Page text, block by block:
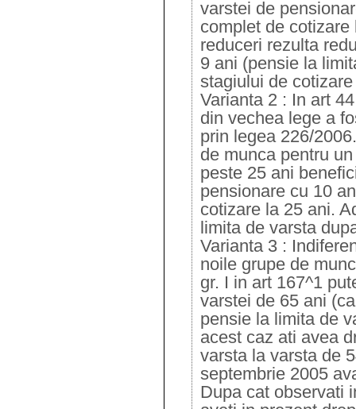
varstei de
complet de
reduceri rezulta
9 ani (pensie la
stagiului de
Varianta 2 : In art
din vechea lege a
prin legea 226/
de munca pentru
peste 25 ani
pensionare cu 10
cotizare la 25 ani.
limita de varsta
Varianta 3 :
noile grupe de
gr. I in art 167^1
varstei de 65 ani
pensie la limita de
acest caz ati avea
varsta la varsta de
septembrie 2005
Dupa cat observati